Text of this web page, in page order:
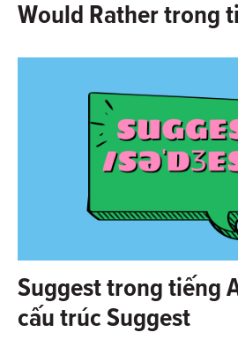
Would Rather trong
Suggest trong tiếng
cấu trúc Suggest